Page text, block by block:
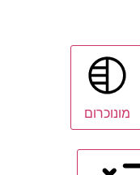
מונוכרום